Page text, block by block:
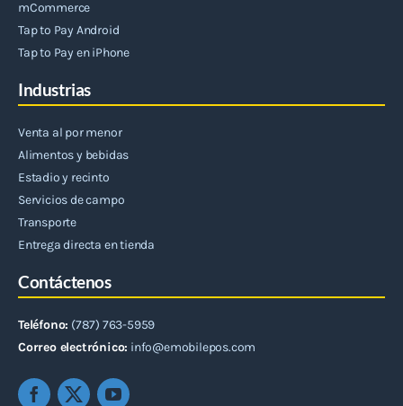
mCommerce
Tap to Pay Android
Tap to Pay en iPhone
Industrias
Venta al por menor
Alimentos y bebidas
Estadio y recinto
Servicios de campo
Transporte
Entrega directa en tienda
Contáctenos
Teléfono: (787) 763-5959
Correo electrónico: info@emobilepos.com